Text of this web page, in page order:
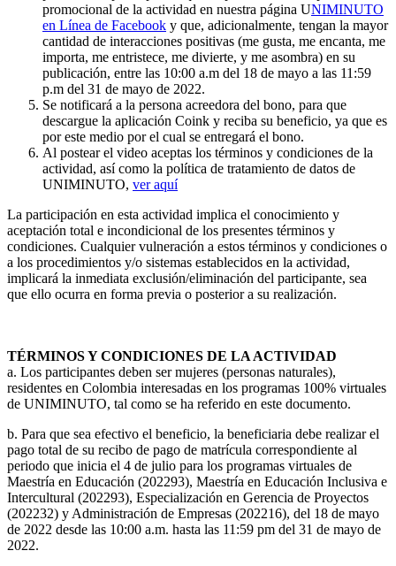
promocional de la actividad en nuestra página UNIMINUTO
en Línea de Facebook y que, adicionalmente, tengan la mayor
cantidad de interacciones positivas (me gusta, me encanta, me
importa, me entristece, me divierte, y me asombra) en su
publicación, entre las 10:00 a.m del 18 de mayo a las 11:59
p.m del 31 de mayo de 2022.
Se notificará a la persona acreedora del bono, para que
descargue la aplicación Coink y reciba su beneficio, ya que es
por este medio por el cual se entregará el bono.
Al postear el video aceptas los términos y condiciones de la
actividad, así como la política de tratamiento de datos de
UNIMINUTO, ver aquí
La participación en esta actividad implica el conocimiento y
aceptación total e incondicional de los presentes términos y
condiciones. Cualquier vulneración a estos términos y condiciones o
a los procedimientos y/o sistemas establecidos en la actividad,
implicará la inmediata exclusión/eliminación del participante, sea
que ello ocurra en forma previa o posterior a su realización.
TÉRMINOS Y CONDICIONES DE LA ACTIVIDAD
a. Los participantes deben ser mujeres (personas naturales),
residentes en Colombia interesadas en los programas 100% virtuales
de UNIMINUTO, tal como se ha referido en este documento.
b. Para que sea efectivo el beneficio, la beneficiaria debe realizar el
pago total de su recibo de pago de matrícula correspondiente al
periodo que inicia el 4 de julio para los programas virtuales de
Maestría en Educación (202293), Maestría en Educación Inclusiva e
Intercultural (202293), Especialización en Gerencia de Proyectos
(202232) y Administración de Empresas (202216), del 18 de mayo
de 2022 desde las 10:00 a.m. hasta las 11:59 pm del 31 de mayo de
2022.